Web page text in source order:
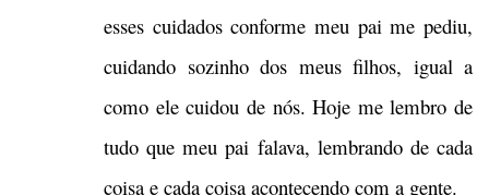
esses cuidados conforme meu pai me pediu,
cuidando sozinho dos meus filhos, igual a
como ele cuidou de nós. Hoje me lembro de
tudo que meu pai falava, lembrando de cada
coisa e cada coisa acontecendo com a gente.